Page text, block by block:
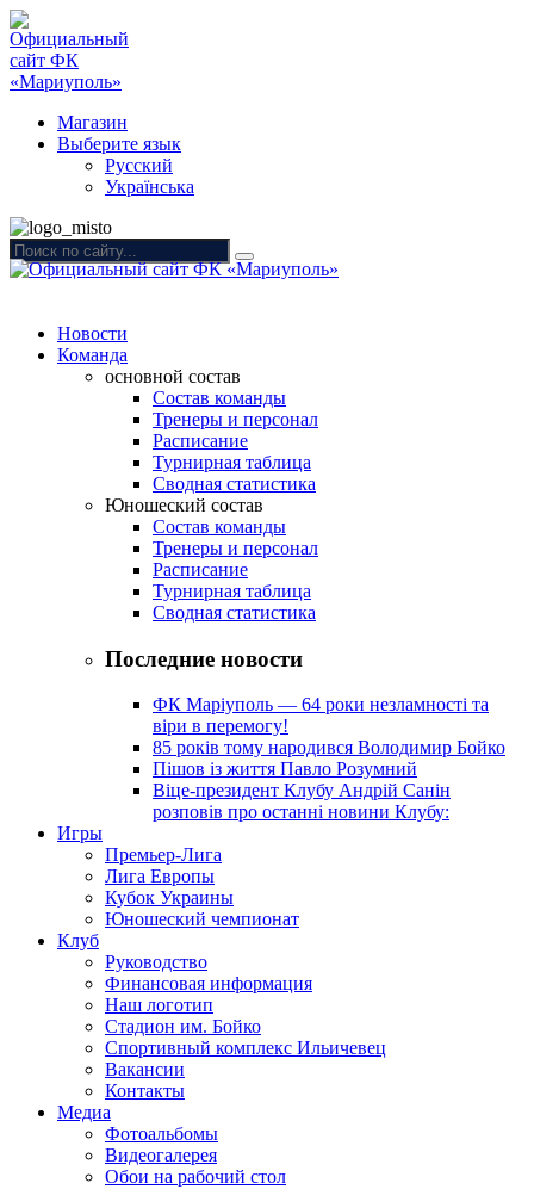
Магазин
Выберите язык
Русский
Українська
Новости
Команда
основной состав
Состав команды
Тренеры и персонал
Расписание
Турнирная таблица
Сводная статистика
Юношеский состав
Состав команды
Тренеры и персонал
Расписание
Турнирная таблица
Сводная статистика
Последние новости
ФК Маріуполь — 64 роки незламності та
віри в перемогу!
85 років тому народився Володимир Бойко
Пішов із життя Павло Розумний
Віце-президент Клубу Андрій Санін
розповів про останні новини Клубу:
Игры
Премьер-Лига
Лига Европы
Кубок Украины
Юношеский чемпионат
Клуб
Руководство
Финансовая информация
Наш логотип
Стадион им. Бойко
Спортивный комплекс Ильичевец
Вакансии
Контакты
Медиа
Фотоальбомы
Видеогалерея
Обои на рабочий стол